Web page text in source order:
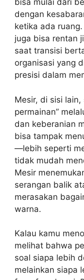
bisa mulai dari
dengan
ketika ada
juga bisa rentan
saat transisi
organisasi yang
presisi dalam
Mesir, di sisi
permainan”
dan keberanian
bisa tampak
—lebih seperti
tidak mudah
Mesir
serangan balik
merasakan
warna.
Kalau kamu
melihat bahwa
soal siapa lebih
melainkan siapa